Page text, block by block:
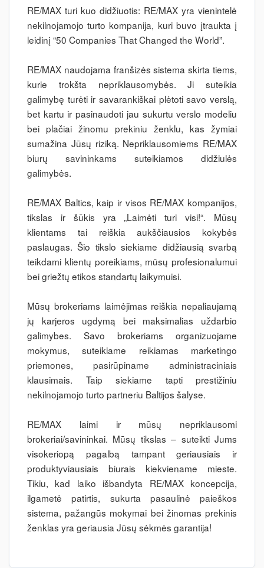
RE/MAX turi kuo didžiuotis: RE/MAX yra vienintelė
nekilnojamojo turto kompanija, kuri buvo įtraukta į
leidinį “50 Companies That Changed the World”.
RE/MAX naudojama franšizės sistema skirta tiems,
kurie trokšta nepriklausomybės. Ji suteikia
galimybę turėti ir savarankiškai plėtoti savo verslą,
bet kartu ir pasinaudoti jau sukurtu verslo modeliu
bei plačiai žinomu prekiniu ženklu, kas žymiai
sumažina Jūsų riziką. Nepriklausomiems RE/MAX
biurų savininkams suteikiamos didžiulės
galimybės.
RE/MAX Baltics, kaip ir visos RE/MAX kompanijos,
tikslas ir šūkis yra „Laimėti turi visi!“. Mūsų
klientams tai reiškia aukščiausios kokybės
paslaugas. Šio tikslo siekiame didžiausią svarbą
teikdami klientų poreikiams, mūsų profesionalumui
bei griežtų etikos standartų laikymuisi.
Mūsų brokeriams laimėjimas reiškia nepaliaujamą
jų karjeros ugdymą bei maksimalias uždarbio
galimybes. Savo brokeriams organizuojame
mokymus, suteikiame reikiamas marketingo
priemones, pasirūpiname administraciniais
klausimais. Taip siekiame tapti prestižiniu
nekilnojamojo turto partneriu Baltijos šalyse.
RE/MAX laimi ir mūsų nepriklausomi
brokeriai/savininkai. Mūsų tikslas – suteikti Jums
visokeriopą pagalbą tampant geriausiais ir
produktyviausiais biurais kiekviename mieste.
Tikiu, kad laiko išbandyta RE/MAX koncepcija,
ilgametė patirtis, sukurta pasaulinė paieškos
sistema, pažangūs mokymai bei žinomas prekinis
ženklas yra geriausia Jūsų sėkmės garantija!